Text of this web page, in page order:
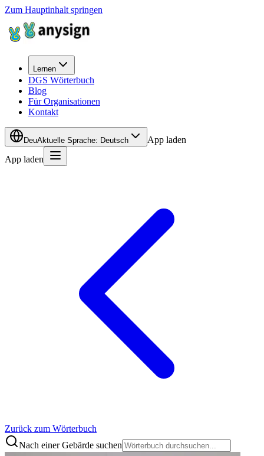
Zum Hauptinhalt springen
Lernen
DGS Wörterbuch
Blog
Für Organisationen
Kontakt
DeuAktuelle Sprache: Deutsch
App laden
App laden
Zurück zum Wörterbuch
Nach einer Gebärde suchen